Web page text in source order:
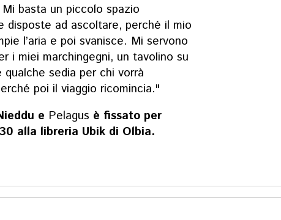
basta un piccolo spazio
disposte ad ascoltare, perché il mio
l’aria e poi svanisce. Mi servono
i miei marchingegni, un tavolino su
sedia per chi vorrà
poi il viaggio ricomincia."
e Pelagus è fissato per
alla libreria Ubik di Olbia.